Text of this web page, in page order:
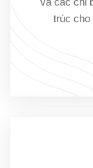
trúc cho